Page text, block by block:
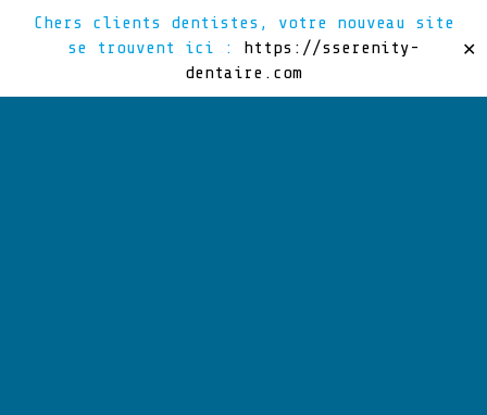
Chers clients dentistes, votre nouveau site
se trouvent ici : https://sserenity-
dentaire.com
✕